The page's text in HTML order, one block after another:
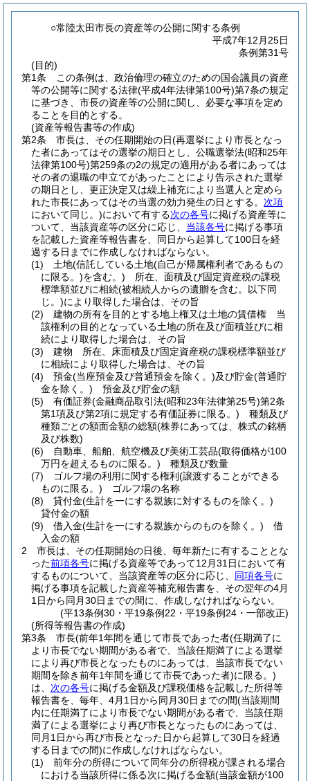
○常陸太田市長の資産等の公開に関する条例
平成7年12月25日
条例第31号
(目的)
第1条
この条例は、政治倫理の確立のための国会議員の資産
等の公開等に関する法律(平成4年法律第100号)第7条の規定
に基づき、市長の資産等の公開に関し、必要な事項を定め
ることを目的とする。
(資産等報告書等の作成)
第2条
市長は、その任期開始の日(再選挙により市長となっ
た者にあってはその選挙の期日とし、公職選挙法(昭和25年
法律第100号)第259条の2の規定の適用がある者にあっては
その者の退職の申立てがあったことにより告示された選挙
の期日とし、更正決定又は繰上補充により当選人と定めら
れた市長にあってはその当選の効力発生の日とする。 次項
において同じ。)において有する次の各号に掲げる資産等に
ついて、当該資産等の区分に応じ、 当該各号に掲げる事項
を記載した資産等報告書を、同日から起算して100日を経
過する日までに作成しなければならない。
(1)
土地(信託している土地(自己が帰属権利者であるもの
に限る。)を含む。) 所在、面積及び固定資産税の課税
標準額並びに相続(被相続人からの遺贈を含む。以下同
じ。)により取得した場合は、その旨
(2)
建物の所有を目的とする地上権又は土地の賃借権 当
該権利の目的となっている土地の所在及び面積並びに相
続により取得した場合は、その旨
(3)
建物 所在、床面積及び固定資産税の課税標準額並び
に相続により取得した場合は、その旨
(4)
預金(当座預金及び普通預金を除く。)及び貯金(普通貯
金を除く。) 預金及び貯金の額
(5)
有価証券(金融商品取引法(昭和23年法律第25号)第2条
第1項及び第2項に規定する有価証券に限る。) 種類及び
種類ごとの額面金額の総額(株券にあっては、株式の銘柄
及び株数)
(6)
自動車、船舶、航空機及び美術工芸品(取得価格が100
万円を超えるものに限る。) 種類及び数量
(7)
ゴルフ場の利用に関する権利 (譲渡することができる
ものに限る。) ゴルフ場の名称
(8)
貸付金(生計を一にする親族に対するものを除く。)
貸付金の額
(9)
借入金(生計を一にする親族からのものを除く。) 借
入金の額
2
市長は、その任期開始の日後、毎年新たに有することとな
った前項各号に掲げる資産等であって12月31日において有
するものについて、当該資産等の区分に応じ、 同項各号に
掲げる事項を記載した資産等補充報告書を、その翌年の4月
1日から同月30日までの間に、作成しなければならない。
(平13条例30・平19条例22・平19条例24・一部改正)
(所得等報告書の作成)
第3条
市長(前年1年間を通じて市長であった者(任期満了に
より市長でない期間がある者で、当該任期満了による選挙
により再び市長となったものにあっては、当該市長でない
期間を除き前年1年間を通じて市長であった者)に限る。)
は、 次の各号に掲げる金額及び課税価格を記載した所得等
報告書を、毎年、4月1日から同月30日までの間(当該期間
内に任期満了により市長でない期間がある者で、当該任期
満了による選挙により再び市長となったものにあっては、
同月1日から再び市長となった日から起算して30日を経過
する日までの間)に作成しなければならない。
(1)
前年分の所得について同年分の所得税が課される場合
における当該所得に係る次に掲げる金額(当該金額が100